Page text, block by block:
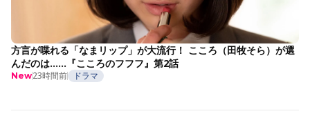
方言が喋れる「なまリップ」が大流行！ こころ（田牧そら）が選
んだのは……『こころのフフフ』第2話
New23時間前 ドラマ